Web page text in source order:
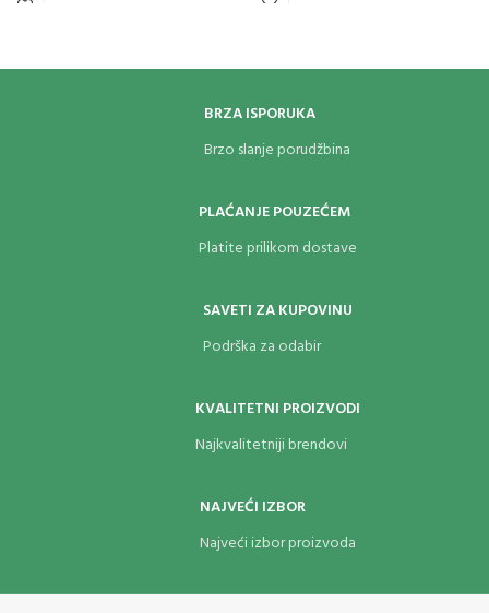
Težina: 440 g
BRZA ISPORUKA
Brzo slanje porudžbina
PLAĆANJE POUZEĆEM
Platite prilikom dostave
SAVETI ZA KUPOVINU
Podrška za odabir
KVALITETNI PROIZVODI
Najkvalitetniji brendovi
NAJVEĆI IZBOR
Najveći izbor proizvoda